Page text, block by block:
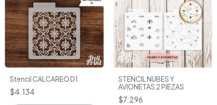
Stencil CALCAREO D1
$4.134
STENCIL NUBES Y
AVIONETAS 2 PIEZAS
$7.296